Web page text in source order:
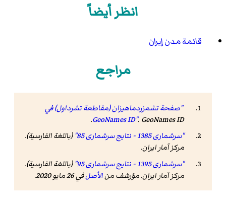
انظر أيضاً
قائمة مدن إيران
مراجع
"صفحة تشمزردماهيزان (مقاطعة تشرداول) في
GeoNames ID". GeoNames ID
.
"سرشماری 1385 - نتایج سرشماری 85"
(باللغة الفارسية).
مرکز آمار ایران.
"سرشماری 1395 - نتایج سرشماری 95"
(باللغة الفارسية).
مرکز آمار ایران. مؤرشف منالأصلفي 26 مايو 2020 .